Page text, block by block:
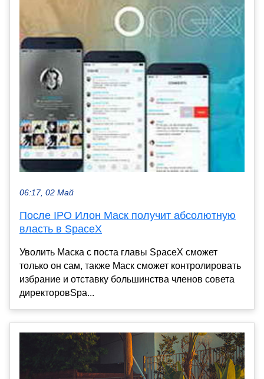
06:17, 02 Май
После IPO Илон Маск получит абсолютную
власть в SpaceX
Уволить Маска с поста главы SpaceX сможет
только он сам, также Маск сможет контролировать
избрание и отставку большинства членов совета
директоровSpa...